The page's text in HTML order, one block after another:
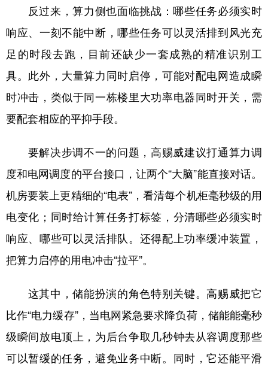
反过来，算力侧也面临挑战：哪些任务必须实时
响应、一刻不能中断，哪些任务可以灵活排到风光充
足的时段去跑，目前还缺少一套成熟的精准识别工
具。此外，大量算力同时启停，可能对配电网造成瞬
时冲击，类似于同一栋楼里大功率电器同时开关，需
要配套相应的平抑手段。
要解决步调不一的问题，高赐威建议打通算力调
度和电网调度的平台接口，让两个“大脑”能直接对话。
机房要装上更精细的“电表”，看清每个机柜毫秒级的用
电变化；同时给计算任务打标签，分清哪些必须实时
响应、哪些可以灵活排队。还得配上功率缓冲装置，
把算力启停的用电冲击“拉平”。
这其中，储能扮演的角色特别关键。高赐威把它
比作“电力缓存”，当电网紧急要求降负荷，储能能毫秒
级瞬间放电顶上，为后台争取几秒钟去从容调度那些
可以暂缓的任务，避免业务中断。同时，它还能平滑